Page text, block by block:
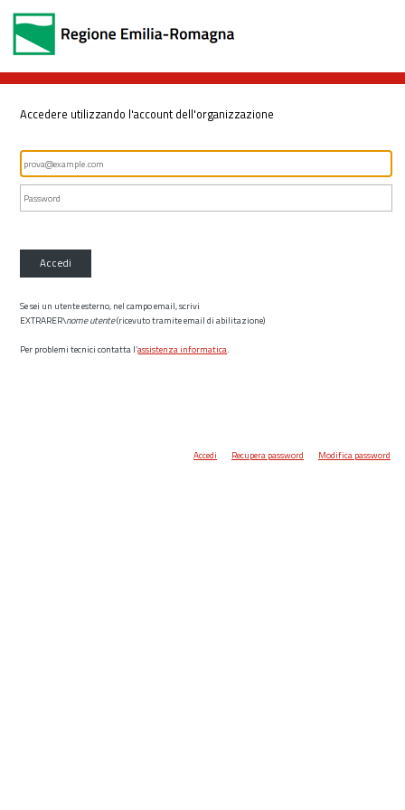
Accedere utilizzando l'account dell'organizzazione
Accedi
Se sei un utente esterno, nel campo email, scrivi
EXTRARER\nome utente(ricevuto tramite email di abilitazione)
Per problemi tecnici contatta l’assistenza informatica.
Accedi Recupera password Modifica password